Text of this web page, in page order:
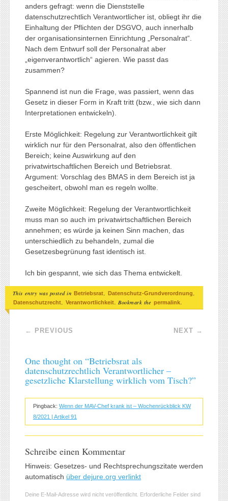
anders gefragt: wenn die Dienststelle
datenschutzrechtlich Verantwortlicher ist, obliegt ihr die
Einhaltung der Pflichten der DSGVO, auch innerhalb
der organisationsinternen Einrichtung „Personalrat“.
Nach dem Entwurf soll der Personalrat aber
„eigenverantwortlich“ agieren. Wie passt das
zusammen?
Spannend ist nun die Frage, was passiert, wenn das
Gesetz in dieser Form in Kraft tritt (bzw., wie sich dann
Interpretationen entwickeln).
Erste Möglichkeit: Regelung zur Verantwortlichkeit gilt
wirklich nur für den Personalrat, also den öffentlichen
Bereich; keine Auswirkung auf den
privatwirtschaftlichen Bereich und Betriebsrat.
Argument: Vorschlag des BMAS in dem Bereich ist ja
gescheitert, obwohl man es regeln wollte.
Zweite Möglichkeit: Regelung der Verantwortlichkeit
muss man so auch im privatwirtschaftlichen Bereich
annehmen; es würde ja keinen Sinn machen, das
unterschiedlich zu behandeln, zumal die
Gesetzesbegrünung fast identisch ist.
Ich bin gespannt, wie sich das Thema entwickelt.
This entry was posted in Betriebsrat, Datenschutz-Grundverordnung,
Datenschutzrecht, Verantwortlichkeit. Bookmark the permalink.
Post navigation
← PREVIOUS NEXT →
One thought on “Betriebsrat als
datenschutzrechtlich Verantwortlicher –
gesetzliche Klarstellung wirklich vom Tisch?”
Pingback: Wenn der MAV-Chef krank ist – Wochenrückblick KW
8/2021 | Artikel 91
Schreibe einen Kommentar
Hinweis: Gesetzes- und Rechtsprechungszitate werden
automatisch über dejure.org verlinkt
Deine E-Mail-Adresse wird nicht veröffentlicht. Erforderliche Felder sind